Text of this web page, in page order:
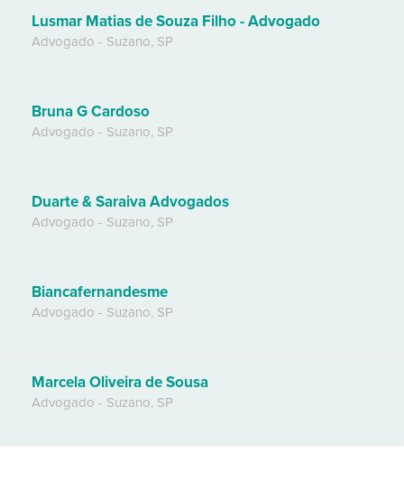
Lusmar Matias de Souza Filho - Advogado
Advogado - Suzano, SP
Bruna G Cardoso
Advogado - Suzano, SP
Duarte & Saraiva Advogados
Advogado - Suzano, SP
Biancafernandesme
Advogado - Suzano, SP
Marcela Oliveira de Sousa
Advogado - Suzano, SP